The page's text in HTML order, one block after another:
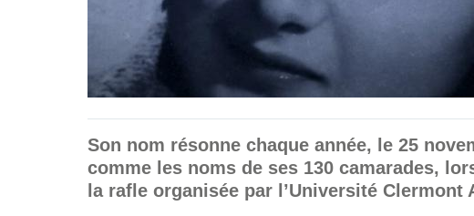
Son nom résonne chaque année, le 25
comme les noms de ses 130 camarades,
la rafle organisée par l’Université Clermont